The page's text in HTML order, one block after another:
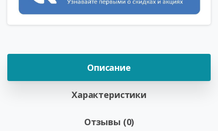
Описание
Характеристики
Отзывы (0)